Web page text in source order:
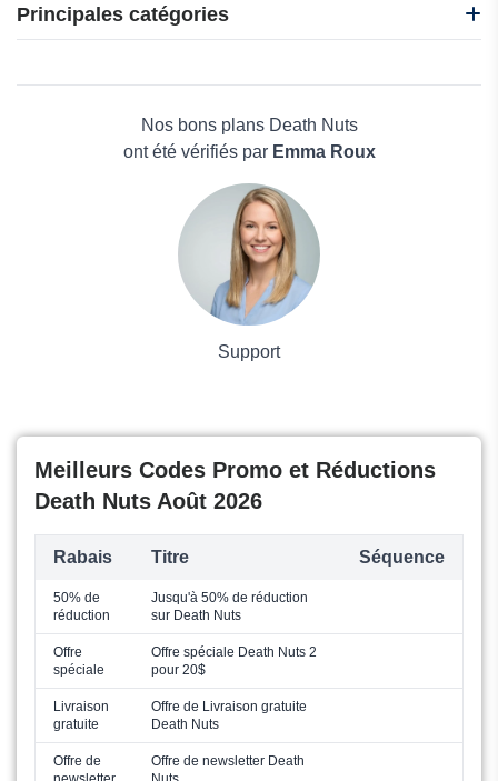
Cafori
Fauchon
Easy Sushi
Principales catégories
Maison & JardinNos bons plans Death Nuts
ont été vérifiés par Emma Roux
Support
Meilleurs Codes Promo et Réductions
Death Nuts Août 2026
Rabais Titre Séquence
50% de
réduction
Jusqu'à 50% de réduction
sur Death Nuts
Offre
spéciale
Offre spéciale Death Nuts 2
pour 20$
Livraison
gratuite
Offre de Livraison gratuite
Death Nuts
Offre de
Offre de newsletter Death